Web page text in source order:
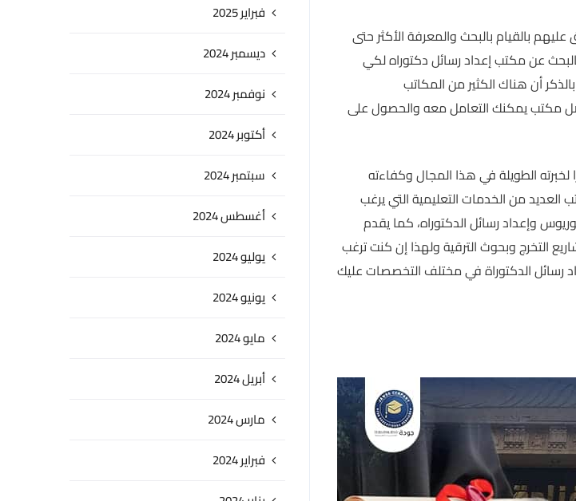
بالقيام بالبحث والمعرفة الأكثر حتى
عن مكتب إعداد رسائل دكتوراه لكي
أن هناك الكثير من المكاتب
مكتب يمكنك التعامل معه والحصول على
الطويلة في هذا المجال وكفاءته
العديد من الخدمات التعليمية التي يرغب
وإعداد رسائل الدكتوراه، كما يقدم
التخرج وبحوث الترقية ولهذا إن كنت ترغب
الدكتوراة في مختلف التخصصات عليك
فبراير 2025
ديسمبر 2024
نوفمبر 2024
أكتوبر 2024
سبتمبر 2024
أغسطس 2024
يوليو 2024
يونيو 2024
مايو 2024
أبريل 2024
مارس 2024
فبراير 2024